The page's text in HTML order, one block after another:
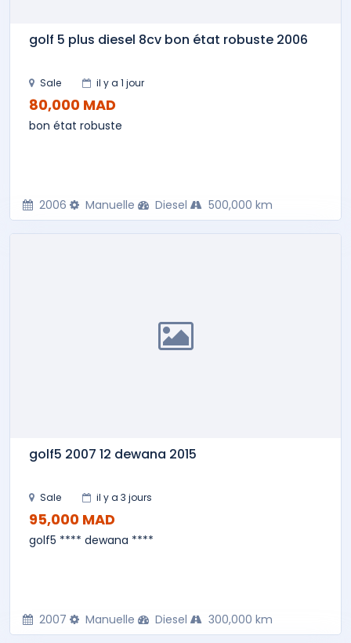
golf 5 plus diesel 8cv bon état robuste 2006
Sale il y a 1 jour
80,000 MAD
bon état robuste
2006 Manuelle Diesel 500,000 km
golf5 2007 12 dewana 2015
Sale il y a 3 jours
95,000 MAD
golf5 **** dewana ****
2007 Manuelle Diesel 300,000 km